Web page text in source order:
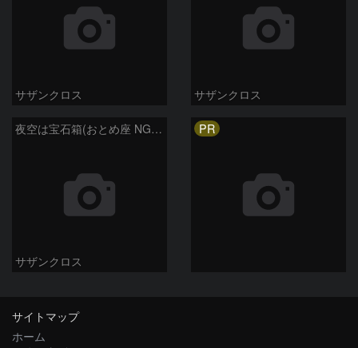
サザンクロス サザンクロス
夜空は宝石箱(おとめ座 NGC5746) Seestar50
サザンクロス
PR
サイトマップ
ホーム